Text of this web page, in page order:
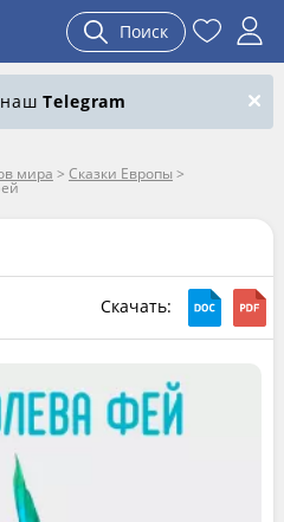
Поиск
нашTelegram
мира > Сказки Европы >
Скачать: